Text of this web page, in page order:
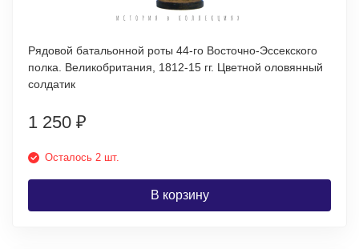
Рядовой батальонной роты 44-го Восточно-Эссекского
полка. Великобритания, 1812-15 гг. Цветной оловянный
солдатик
1 250 ₽
Осталось 2 шт.
В корзину